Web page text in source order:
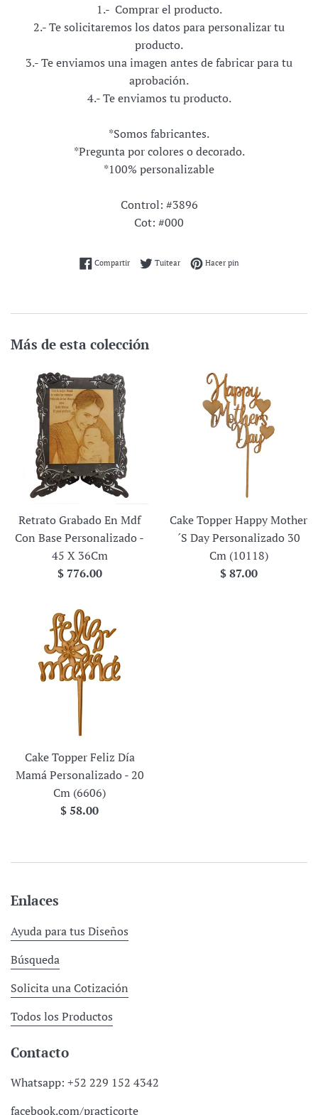
1.- Comprar el producto.
2.- Te solicitaremos los datos para personalizar tu
producto.
3.- Te enviamos una imagen antes de fabricar para tu
aprobación.
4.- Te enviamos tu producto.
*Somos fabricantes.
*Pregunta por colores o decorado.
*100% personalizable
Control: #3896
Cot: #000
CompartirCompartir en Facebook
TuitearTuitear en Twitter
Hacer pinPinear en Pinterest
Más de esta colección
Retrato Grabado En Mdf
Con Base Personalizado -
45 X 36Cm
Precio
$ 776.00
Cake Topper Happy Mother
´S Day Personalizado 30
Cm (10118)
Precio
$ 87.00
Cake Topper Feliz Día
Mamá Personalizado - 20
Cm (6606)
Precio
$ 58.00
Enlaces
Ayuda para tus Diseños
Búsqueda
Solicita una Cotización
Todos los Productos
Contacto
Whatsapp: +52 229 152 4342
facebook.com/practicorte